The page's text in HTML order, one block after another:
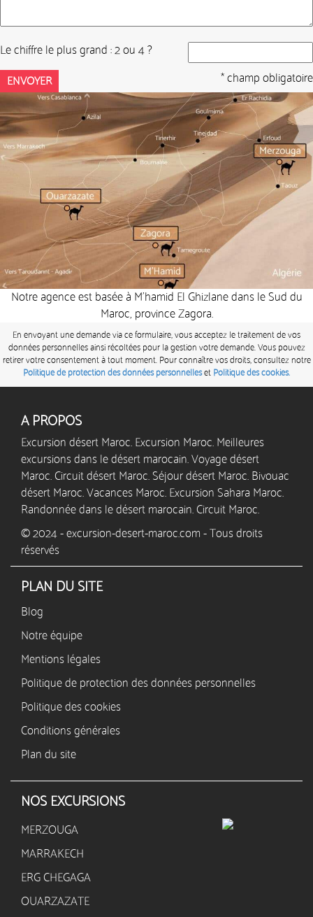
Le chiffre le plus grand : 2 ou 4 ?
* champ obligatoire
Notre agence est basée à M’hamid El Ghizlane dans le Sud du
Maroc, province Zagora.
En envoyant une demande via ce formulaire, vous acceptez le traitement de vos
données personnelles ainsi récoltées pour la gestion votre demande. Vous pouvez
retirer votre consentement à tout moment. Pour connaître vos droits, consultez notre
Politique de protection des données personnelles et Politique des cookies.
A PROPOS
Excursion désert Maroc. Excursion Maroc. Meilleures
excursions dans le désert marocain. Voyage désert
Maroc. Circuit désert Maroc. Séjour désert Maroc. Bivouac
désert Maroc. Vacances Maroc. Excursion Sahara Maroc.
Randonnée dans le désert marocain. Circuit Maroc.
© 2024 - excursion-desert-maroc.com - Tous droits
réservés
PLAN DU SITE
Blog
Notre équipe
Mentions légales
Politique de protection des données personnelles
Politique des cookies
Conditions générales
Plan du site
NOS EXCURSIONS
MERZOUGA
MARRAKECH
ERG CHEGAGA
OUARZAZATE